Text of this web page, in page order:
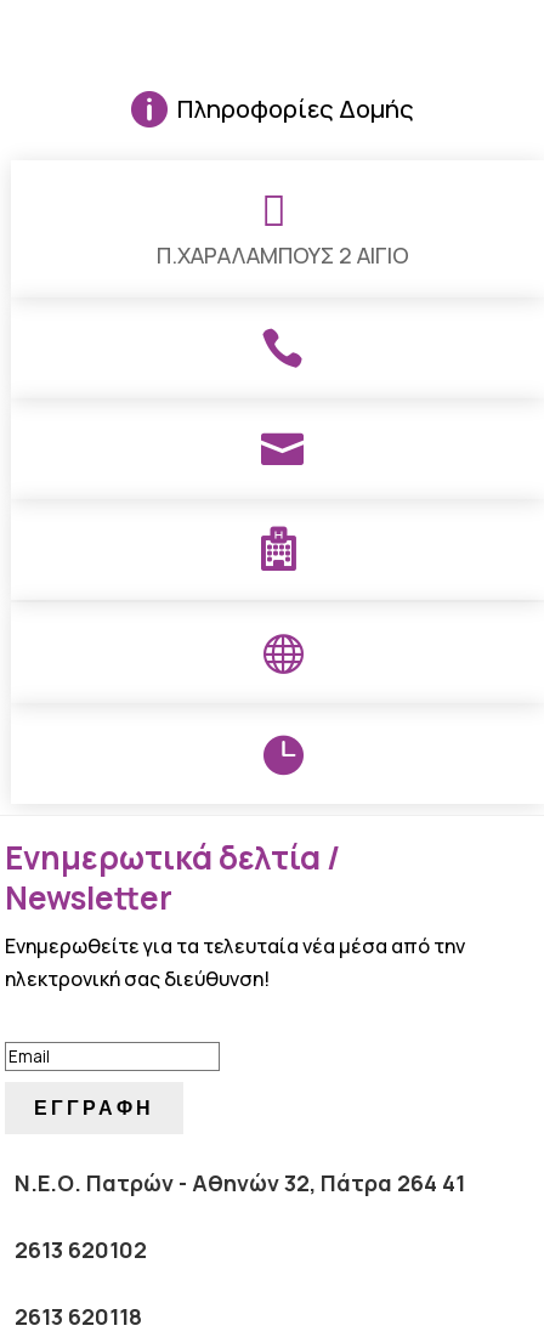
 Πληροφορίες Δομής

Π.ΧΑΡΑΛΑΜΠΟΥΣ 2 ΑΙΓΙΟ





Ενημερωτικά δελτία /
Newsletter
Ενημερωθείτε για τα τελευταία νέα μέσα από την
ηλεκτρονική σας διεύθυνση!
ΕΓΓΡΑΦΗ
Ν.Ε.Ο. Πατρών - Αθηνών 32, Πάτρα 264 41
2613 620102
2613 620118